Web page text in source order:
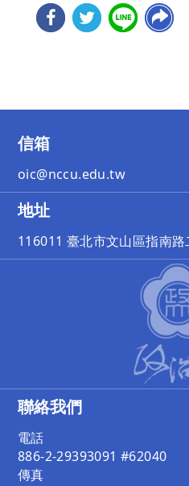
信箱
oic@nccu.edu.tw
地址
116011 臺北市文山區指南
聯絡我們
電話
886-2-29393091 #62040
傳真